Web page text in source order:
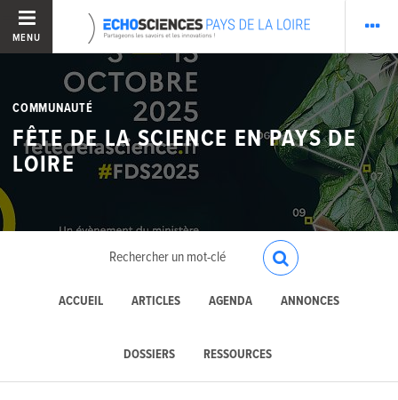
MENU
COMMUNAUTÉ
FÊTE DE LA SCIENCE EN PAYS DE
LOIRE
ACCUEIL ARTICLES AGENDA ANNONCES
DOSSIERS RESSOURCES